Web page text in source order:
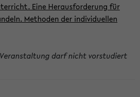
Eine Herausforderung für
Methoden der individuellen
Veranstaltung darf nicht vorstudiert